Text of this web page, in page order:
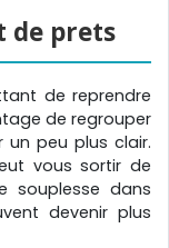
de prets
de reprendre
de regrouper
un peu plus clair.
vous sortir de
souplesse dans
devenir plus